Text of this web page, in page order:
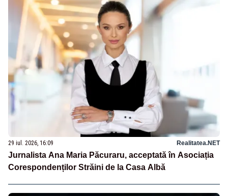
29 iul. 2026, 16:09 Realitatea.NET
Jurnalista Ana Maria Păcuraru, acceptată în Asociația
Corespondenților Străini de la Casa Albă